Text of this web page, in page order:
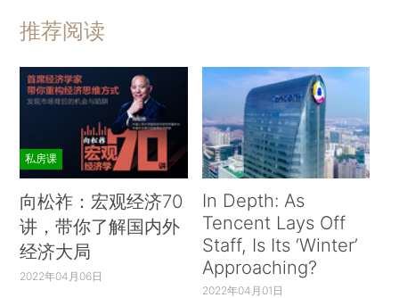
推荐阅读
私房课
向松祚：宏观经济70
讲，带你了解国内外
经济大局
2022年04月06日
In Depth: As
Tencent Lays Off
Staff, Is Its ‘Winter’
Approaching?
2022年04月01日